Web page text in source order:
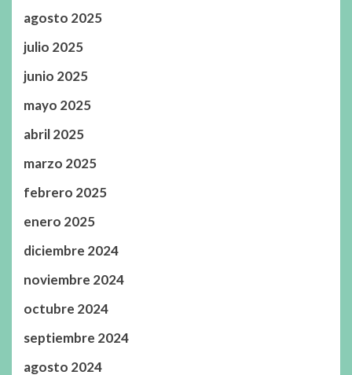
agosto 2025
julio 2025
junio 2025
mayo 2025
abril 2025
marzo 2025
febrero 2025
enero 2025
diciembre 2024
noviembre 2024
octubre 2024
septiembre 2024
agosto 2024